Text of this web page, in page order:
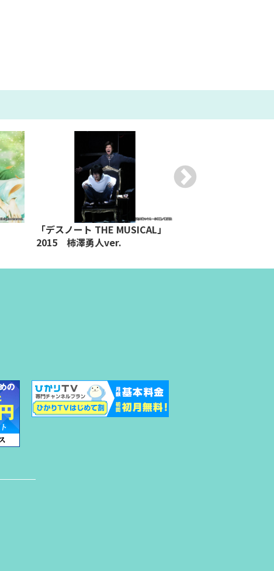
「デスノート THE MUSICAL」
2015 柿澤勇人ver.